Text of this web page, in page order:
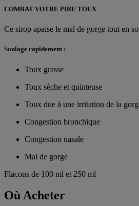
COMBAT VOTRE PIRE TOUX
Ce sirop apaise le mal de gorge tout en
Soulage rapidement :
Toux grasse
Toux sèche et quinteuse
Toux due à une irritation de la
Congestion bronchique
Congestion nasale
Mal de gorge
Flacons de 100 ml et 250 ml
Où Acheter